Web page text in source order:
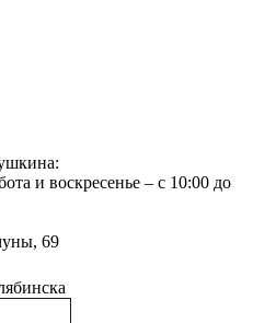
и воскресенье – с 10:00 до
69